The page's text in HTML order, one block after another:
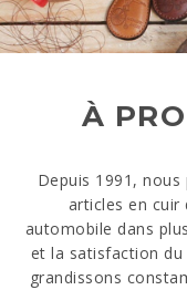
À
Depuis 1991,
articles en cuir
automobile dans
et la satisfaction
grandissons